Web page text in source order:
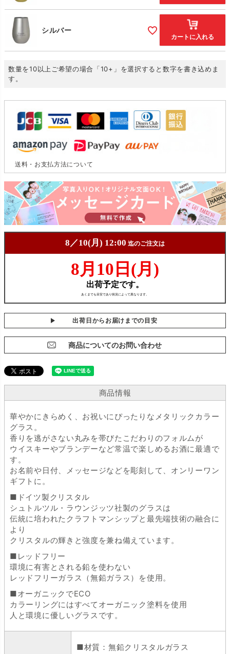
シルバー
カートに入れる
数量を10以上ご希望の場合「10+」を選択すると数字を書き込めま
す。
送料・お支払方法について
出荷日からお届けまでの目安
商品についてのお問い合わせ
商品情報
華やかにきらめく、お祝いにぴったりなメタリックカラー
グラス。
香りを逃がさない丸みを帯びたこだわりのフォルムが
ウイスキーやブランデーなど常温で楽しめるお酒に最適で
す。
お名前や日付、メッセージなどを彫刻して、オンリーワン
ギフトに。
■ドイツ製クリスタル
シュトルツル・ラウンジッツ社製のグラスは
伝統に培われたクラフトマンシップと最先端技術の融合に
より
クリスタルの輝きと強度を兼ね備えています。
■レッドフリー
環境に有害とされる鉛を使わない
レッドフリーガラス（無鉛ガラス）を使用。
■オーガニックでECO
カラーリングにはすべてオーガニック塗料を使用
人と環境に優しいグラスです。
■材質：無鉛クリスタルガラス